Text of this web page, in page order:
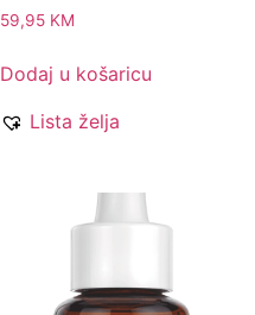
59,95 KM
Dodaj u košaricu
Lista želja